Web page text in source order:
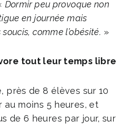
Dormir peu provoque non
en journée mais
comme l’obésité. »
tout leur temps libre
près de 8 élèves sur 10
au moins 5 heures, et
de 6 heures par jour, sur